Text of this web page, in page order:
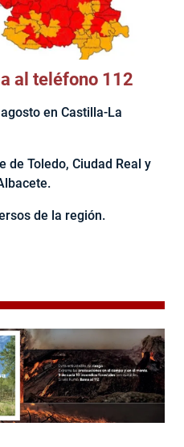
al teléfono 112
en Castilla-La
de Toledo, Ciudad Real y
de la región.